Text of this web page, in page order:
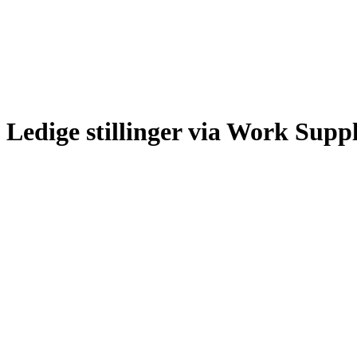
Ledige stillinger via Work